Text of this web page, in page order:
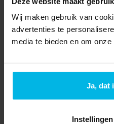
Wij maken gebruik van
advertenties te
media te bieden en om
Ja, dat
Bedrijfsmakelaar
Jouw zakelijke droom
bedrijfsmakelaars
Hypotheekadvies
Onze
dienst bij de volgende
Meer informatie